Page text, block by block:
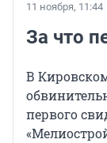
11 ноября, 11:44
За что
В
первого